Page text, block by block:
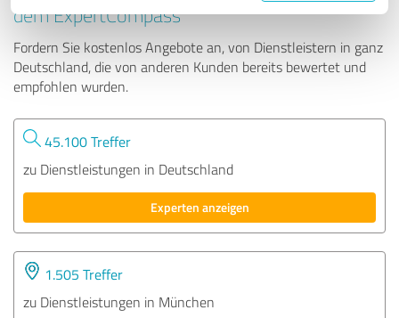
dem ExpertCompass
Fordern Sie kostenlos Angebote an, von Dienstleistern in ganz
Deutschland, die von anderen Kunden bereits bewertet und
empfohlen wurden.
45.100 Treffer
zu Dienstleistungen in Deutschland
Experten anzeigen
1.505 Treffer
zu Dienstleistungen in München